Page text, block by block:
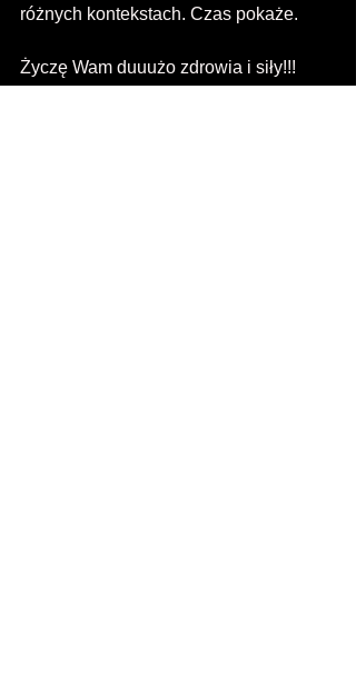
różnych kontekstach. Czas pokaże.
Życzę Wam duuużo zdrowia i siły!!!